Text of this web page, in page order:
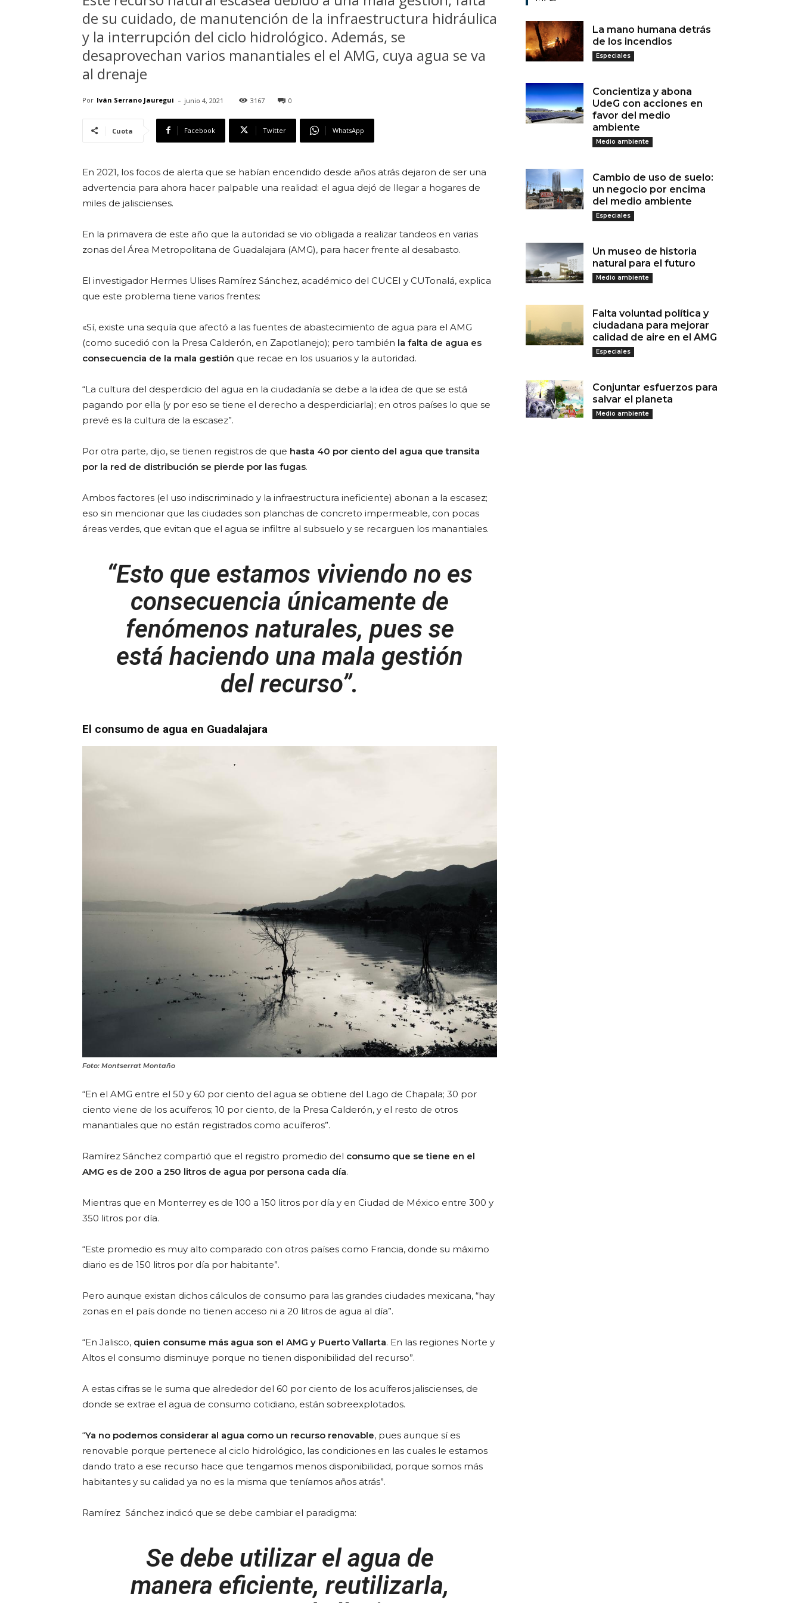
de su cuidado, de manutención de la infraestructura hidráulica
y la interrupción del ciclo hidrológico. Además, se
desaprovechan varios manantiales el el AMG, cuya agua se va
al drenaje
Por Iván Serrano Jauregui - junio 4, 2021 3167 0
Cuota Facebook Twitter WhatsApp
En 2021, los focos de alerta que se habían encendido desde años atrás dejaron de ser una
advertencia para ahora hacer palpable una realidad: el agua dejó de llegar a hogares de
miles de jaliscienses.
En la primavera de este año que la autoridad se vio obligada a realizar tandeos en varias
zonas del Área Metropolitana de Guadalajara (AMG), para hacer frente al desabasto.
El investigador Hermes Ulises Ramírez Sánchez, académico del CUCEI y CUTonalá, explica
que este problema tiene varios frentes:
«Sí, existe una sequía que afectó a las fuentes de abastecimiento de agua para el AMG
(como sucedió con la Presa Calderón, en Zapotlanejo); pero también la falta de agua es
consecuencia de la mala gestión que recae en los usuarios y la autoridad.
“La cultura del desperdicio del agua en la ciudadanía se debe a la idea de que se está
pagando por ella (y por eso se tiene el derecho a desperdiciarla); en otros países lo que se
prevé es la cultura de la escasez”.
Por otra parte, dijo, se tienen registros de que hasta 40 por ciento del agua que transita
por la red de distribución se pierde por las fugas.
Ambos factores (el uso indiscriminado y la infraestructura ineficiente) abonan a la escasez;
eso sin mencionar que las ciudades son planchas de concreto impermeable, con pocas
áreas verdes, que evitan que el agua se infiltre al subsuelo y se recarguen los manantiales.
“Esto que estamos viviendo no es
consecuencia únicamente de
fenómenos naturales, pues se
está haciendo una mala gestión
del recurso”.
El consumo de agua en Guadalajara
Foto: Montserrat Montaño
“En el AMG entre el 50 y 60 por ciento del agua se obtiene del Lago de Chapala; 30 por
ciento viene de los acuíferos; 10 por ciento, de la Presa Calderón, y el resto de otros
manantiales que no están registrados como acuíferos”.
Ramírez Sánchez compartió que el registro promedio del consumo que se tiene en el
AMG es de 200 a 250 litros de agua por persona cada día.
Mientras que en Monterrey es de 100 a 150 litros por día y en Ciudad de México entre 300 y
350 litros por día.
“Este promedio es muy alto comparado con otros países como Francia, donde su máximo
diario es de 150 litros por día por habitante”.
Pero aunque existan dichos cálculos de consumo para las grandes ciudades mexicana, “hay
zonas en el país donde no tienen acceso ni a 20 litros de agua al día”.
“En Jalisco, quien consume más agua son el AMG y Puerto Vallarta. En las regiones Norte y
Altos el consumo disminuye porque no tienen disponibilidad del recurso”.
A estas cifras se le suma que alrededor del 60 por ciento de los acuíferos jaliscienses, de
donde se extrae el agua de consumo cotidiano, están sobreexplotados.
“Ya no podemos considerar al agua como un recurso renovable, pues aunque sí es
renovable porque pertenece al ciclo hidrológico, las condiciones en las cuales le estamos
dando trato a ese recurso hace que tengamos menos disponibilidad, porque somos más
habitantes y su calidad ya no es la misma que teníamos años atrás”.
Ramírez Sánchez indicó que se debe cambiar el paradigma:
Se debe utilizar el agua de
manera eficiente, reutilizarla,
La mano humana detrás
de los incendios
Especiales
Concientiza y abona
UdeG con acciones en
favor del medio
ambiente
Medio ambiente
Cambio de uso de suelo:
un negocio por encima
del medio ambiente
Especiales
Un museo de historia
natural para el futuro
Medio ambiente
Falta voluntad política y
ciudadana para mejorar
calidad de aire en el AMG
Especiales
Conjuntar esfuerzos para
salvar el planeta
Medio ambiente